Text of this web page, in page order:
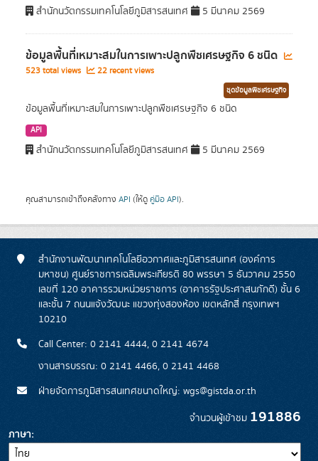
สำนักนวัตกรรมเทคโนโลยีภูมิสารสนเทศ 5 มีนาคม 2569
ข้อมูลพื้นที่เหมาะสมในการเพาะปลูกพืชเศรษฐกิจ 6 ชนิด
523 total views 22 recent views
ชุดข้อมูลพืชเศรษฐกิจ
ข้อมูลพื้นที่เหมาะสมในการเพาะปลูกพืชเศรษฐกิจ 6 ชนิด
API
สำนักนวัตกรรมเทคโนโลยีภูมิสารสนเทศ 5 มีนาคม 2569
คุณสามารถเข้าถึงคลังทาง API (ให้ดู คู่มือ API).
สำนักงานพัฒนาเทคโนโลยีอวกาศและภูมิสารสนเทศ (องค์การ
มหาชน) ศูนย์ราชการเฉลิมพระเกียรติ 80 พรรษา 5 ธันวาคม 2550
เลขที่ 120 อาคารรวมหน่วยราชการ (อาคารรัฐประศาสนภักดี) ชั้น 6
และชั้น 7 ถนนแจ้งวัฒนะ แขวงทุ่งสองห้อง เขตหลักสี่ กรุงเทพฯ
10210
Call Center: 0 2141 4444, 0 2141 4674
งานสารบรรณ: 0 2141 4466, 0 2141 4468
ฝ่ายจัดการภูมิสารสนเทศขนาดใหญ่: wgs@gistda.or.th
จำนวนผู้เข้าชม 191886
ภาษา